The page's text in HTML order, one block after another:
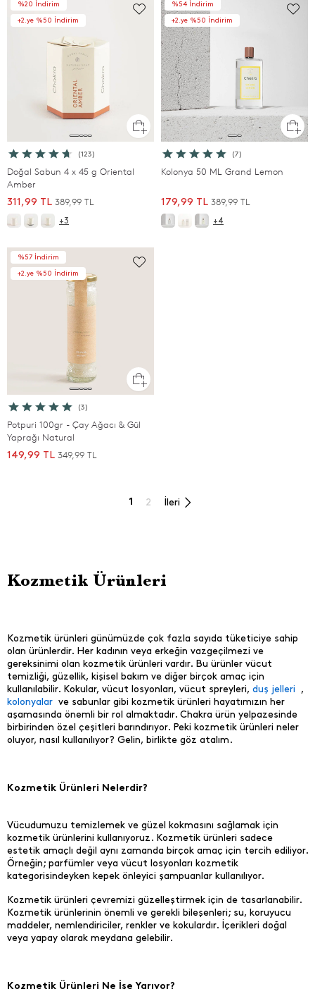
%20 İndirim
+2.ye %50 İndirim
(123)
Doğal Sabun 4 x 45 g Oriental
Amber
311,99 TL 389,99 TL
+3
%54 İndirim
+2.ye %50 İndirim
(7)
Kolonya 50 ML Grand Lemon
179,99 TL 389,99 TL
+4
%57 İndirim
+2.ye %50 İndirim
(3)
Potpuri 100gr - Çay Ağacı & Gül
Yaprağı Natural
149,99 TL 349,99 TL
1 2 İleri
Kozmetik Ürünleri
Kozmetik ürünleri günümüzde çok fazla sayıda tüketiciye sahip
olan ürünlerdir. Her kadının veya erkeğin vazgeçilmezi ve
gereksinimi olan kozmetik ürünleri vardır. Bu ürünler vücut
temizliği, güzellik, kişisel bakım ve diğer birçok amaç için
kullanılabilir. Kokular, vücut losyonları, vücut spreyleri, duş jelleri ,
kolonyalar ve sabunlar gibi kozmetik ürünleri hayatımızın her
aşamasında önemli bir rol almaktadır. Chakra ürün yelpazesinde
birbirinden özel çeşitleri barındırıyor. Peki kozmetik ürünleri neler
oluyor, nasıl kullanılıyor? Gelin, birlikte göz atalım.
Kozmetik Ürünleri Nelerdir?
Vücudumuzu temizlemek ve güzel kokmasını sağlamak için
kozmetik ürünlerini kullanıyoruz. Kozmetik ürünleri sadece
estetik amaçlı değil aynı zamanda birçok amaç için tercih ediliyor.
Örneğin; parfümler veya vücut losyonları kozmetik
kategorisindeyken kepek önleyici şampuanlar kullanılıyor.
Kozmetik ürünleri çevremizi güzelleştirmek için de tasarlanabilir.
Kozmetik ürünlerinin önemli ve gerekli bileşenleri; su, koruyucu
maddeler, nemlendiriciler, renkler ve kokulardır. İçerikleri doğal
veya yapay olarak meydana gelebilir.
Kozmetik Ürünleri Ne İşe Yarıyor?